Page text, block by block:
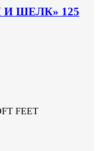
ШЕЛК» 125
FEET